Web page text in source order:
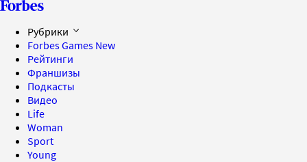
Рубрики
Forbes Games New
Рейтинги
Франшизы
Подкасты
Видео
Life
Woman
Sport
Young